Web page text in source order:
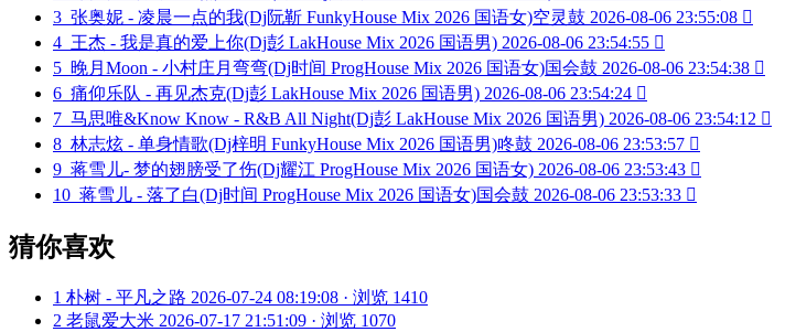
3 张奥妮 - 凌晨一点的我(Dj阮靳 FunkyHouse Mix 2026 国语女)空灵鼓 2026-08-06 23:55:08 
4 王杰 - 我是真的爱上你(Dj彭 LakHouse Mix 2026 国语男) 2026-08-06 23:54:55 
5 晚月Moon - 小村庄月弯弯(Dj时间 ProgHouse Mix 2026 国语女)国会鼓 2026-08-06 23:54:38 
6 痛仰乐队 - 再见杰克(Dj彭 LakHouse Mix 2026 国语男) 2026-08-06 23:54:24 
7 马思唯&Know Know - R&B All Night(Dj彭 LakHouse Mix 2026 国语男) 2026-08-06 23:54:12 
8 林志炫 - 单身情歌(Dj梓明 FunkyHouse Mix 2026 国语男)咚鼓 2026-08-06 23:53:57 
9 蒋雪儿- 梦的翅膀受了伤(Dj耀江 ProgHouse Mix 2026 国语女) 2026-08-06 23:53:43 
10 蒋雪儿 - 落了白(Dj时间 ProgHouse Mix 2026 国语女)国会鼓 2026-08-06 23:53:33 
猜你喜欢
1 朴树 - 平凡之路 2026-07-24 08:19:08 · 浏览 1410
2 老鼠爱大米 2026-07-17 21:51:09 · 浏览 1070